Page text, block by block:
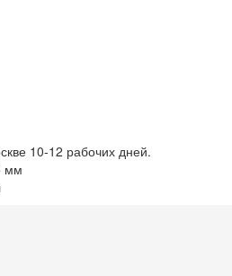
10-12 рабочих дней.
мм